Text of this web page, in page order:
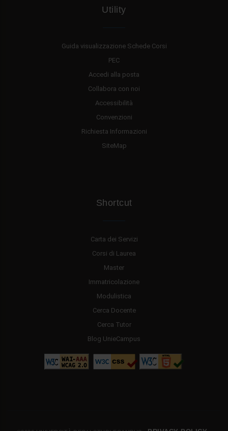
Utility
Guida visualizzazione Schede Corsi
PEC
Accedi alla posta
Collabora con noi
Accessibilità
Convenzioni
Richiesta Informazioni
SiteMap
Shortcut
Carta dei Servizi
Corsi di Laurea
Master
Immatricolazione
Modulistica
Cerca Docente
Cerca Tutor
Blog UnieCampus